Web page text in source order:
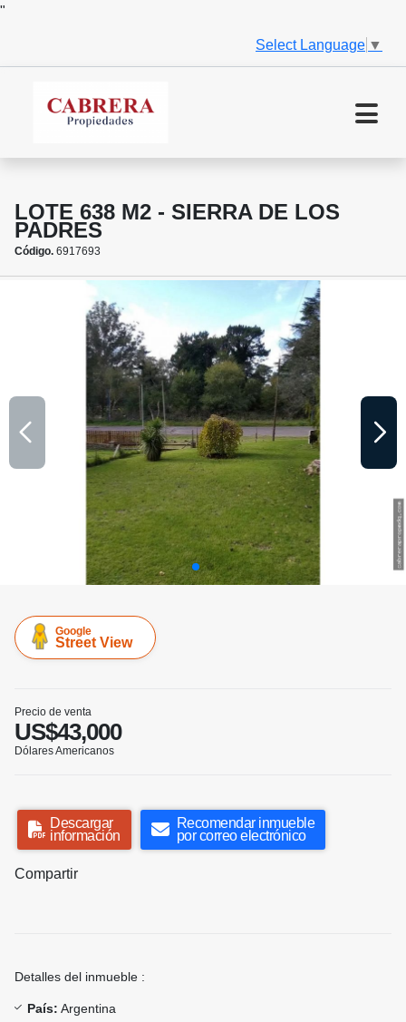
"
Select Language ▼
LOTE 638 M2 - SIERRA DE LOS
PADRES
Código. 6917693
Google
Street View
Precio de venta
US$43,000
Dólares Americanos
Descargar
información
Recomendar inmueble
por correo electrónico
Compartir
Detalles del inmueble :
País: Argentina